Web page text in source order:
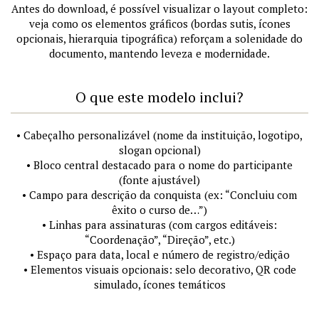
Antes do download, é possível visualizar o layout completo:
veja como os elementos gráficos (bordas sutis, ícones
opcionais, hierarquia tipográfica) reforçam a solenidade do
documento, mantendo leveza e modernidade.
O que este modelo inclui?
• Cabeçalho personalizável (nome da instituição, logotipo,
slogan opcional)
• Bloco central destacado para o nome do participante
(fonte ajustável)
• Campo para descrição da conquista (ex: “Concluiu com
êxito o curso de…”)
• Linhas para assinaturas (com cargos editáveis:
“Coordenação”, “Direção”, etc.)
• Espaço para data, local e número de registro/edição
• Elementos visuais opcionais: selo decorativo, QR code
simulado, ícones temáticos